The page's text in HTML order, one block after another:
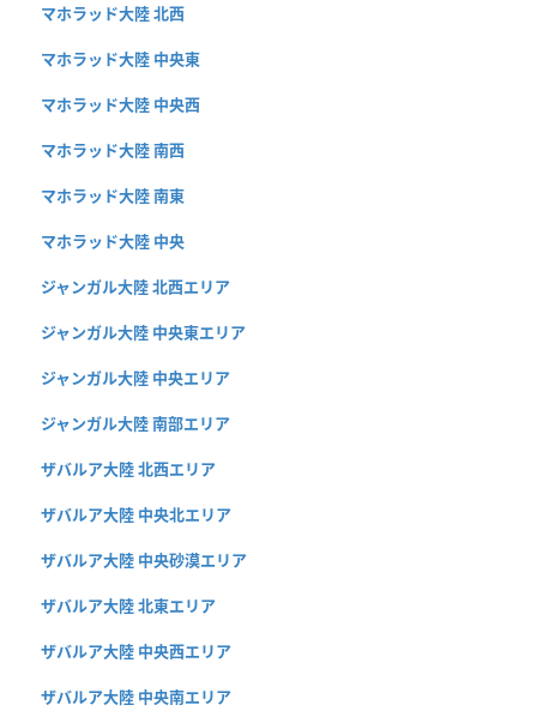
マホラッド大陸 北西
マホラッド大陸 中央東
マホラッド大陸 中央西
マホラッド大陸 南西
マホラッド大陸 南東
マホラッド大陸 中央
ジャンガル大陸 北西エリア
ジャンガル大陸 中央東エリア
ジャンガル大陸 中央エリア
ジャンガル大陸 南部エリア
ザバルア大陸 北西エリア
ザバルア大陸 中央北エリア
ザバルア大陸 中央砂漠エリア
ザバルア大陸 北東エリア
ザバルア大陸 中央西エリア
ザバルア大陸 中央南エリア